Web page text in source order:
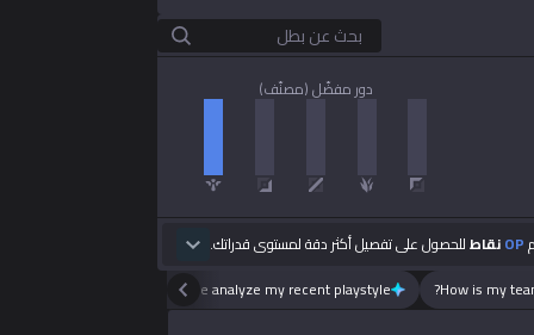
بحث عن بطل
دور مفضّل (مصنّف)
OPنقاطللحصول على تفصيل أكثر دقة لمستوى قدراتك.
How is my
Please analyze my recent playstyle.